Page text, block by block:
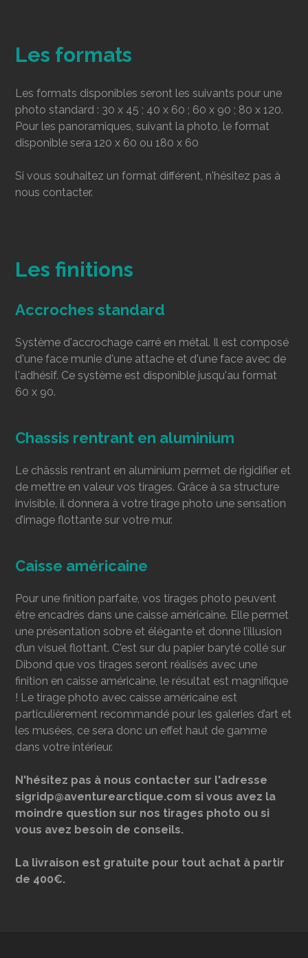
Les formats
Les formats disponibles seront les suivants pour une
photo standard : 30 x 45 ; 40 x 60 ; 60 x 90 ; 80 x 120.
Pour les panoramiques, suivant la photo, le format
disponible sera 120 x 60 ou 180 x 60
Si vous souhaitez un format différent, n'hésitez pas à
nous contacter.
Les finitions
Accroches standard
Système d'accrochage carré en métal. Il est composé
d'une face munie d'une attache et d'une face avec de
l'adhésif. Ce système est disponible jusqu'au format
60 x 90.
Chassis rentrant en aluminium
Le châssis rentrant en aluminium permet de rigidifier et
de mettre en valeur vos tirages. Grâce à sa structure
invisible, il donnera à votre tirage photo une sensation
d’image flottante sur votre mur.
Caisse américaine
Pour une finition parfaite, vos tirages photo peuvent
être encadrés dans une caisse américaine. Elle permet
une présentation sobre et élégante et donne l’illusion
d’un visuel flottant. C'est sur du papier baryté collé sur
Dibond que vos tirages seront réalisés avec une
finition en caisse américaine, le résultat est magnifique
! Le tirage photo avec caisse américaine est
particulièrement recommandé pour les galeries d’art et
les musées, ce sera donc un effet haut de gamme
dans votre intérieur.
N'hésitez pas à nous contacter sur l'adresse
sigridp@aventurearctique.com si vous avez la
moindre question sur nos tirages photo ou si
vous avez besoin de conseils.
La livraison est gratuite pour tout achat à partir
de 400€.